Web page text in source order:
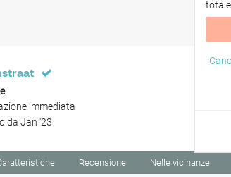
immediata
da Jan '23
totale
Recensione Nelle vicinanze